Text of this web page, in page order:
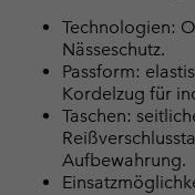
Technologien:
Nässeschutz.
Passform:
Kordelzug für
Taschen:
Aufbewahrung.